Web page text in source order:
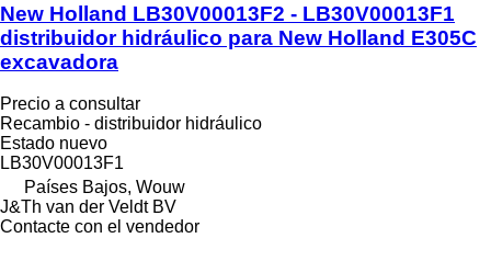
New Holland LB30V00013F2 - LB30V00013F1
distribuidor hidráulico para New Holland E305C
excavadora
Precio a consultar
Recambio - distribuidor hidráulico
Estado nuevo
LB30V00013F1
Países Bajos, Wouw
J&Th van der Veldt BV
Contacte con el vendedor